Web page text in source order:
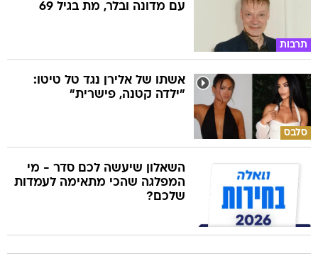
תרבות
עם מדונה ובלר, מת בגיל 69
סלבס
אשתו של אלירן נגד טל טיטו:
"ילדה קטנה, פישרית"
השאלון שיעשה לכם סדר - מי
המפלגה שהכי מתאימה לעמדות
שלכם?